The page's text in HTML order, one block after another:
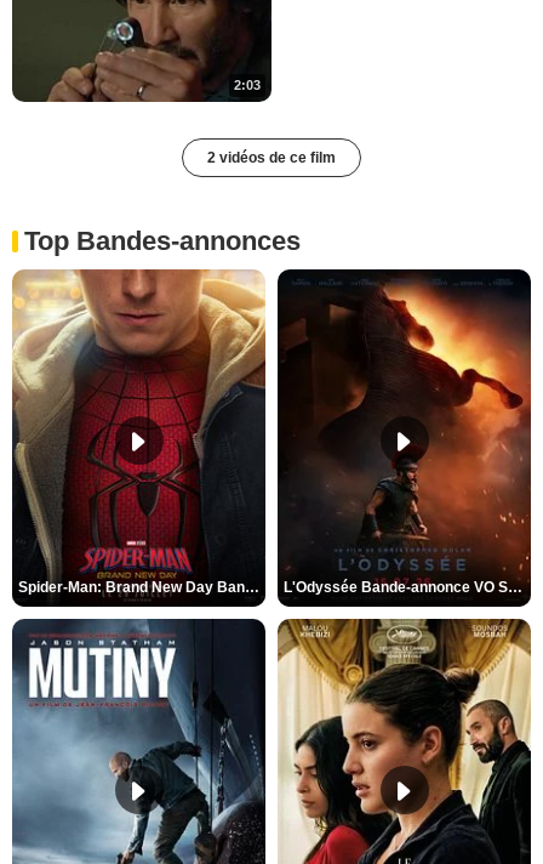
2:03
2 vidéos de ce film
Top Bandes-annonces
Spider-Man: Brand New Day Bande-annonce VO STFR L'Odyssée Bande-annonce VO STFR